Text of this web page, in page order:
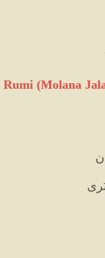
Rumi (Molana